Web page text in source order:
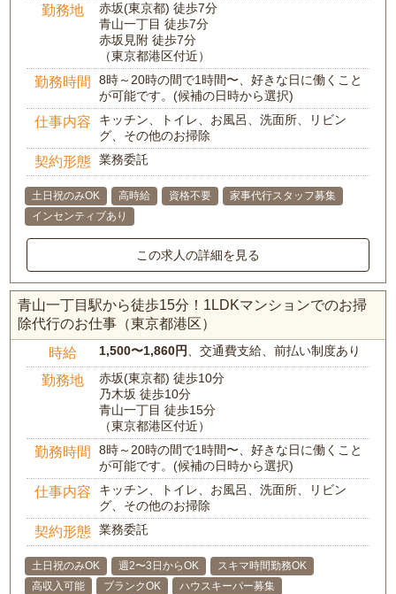
勤務地
赤坂(東京都) 徒歩7分
青山一丁目 徒歩7分
赤坂見附 徒歩7分
（東京都港区付近）
勤務時間
8時～20時の間で1時間〜、好きな日に働くこと
が可能です。(候補の日時から選択)
仕事内容
キッチン、トイレ、お風呂、洗面所、リビン
グ、その他のお掃除
契約形態 業務委託
土日祝のみOK 高時給 資格不要
家事代行スタッフ募集
インセンティブあり
この求人の詳細を見る
青山一丁目駅から徒歩15分！1LDKマンションでのお掃
除代行のお仕事（東京都港区）
時給 1,500〜1,860円、交通費支給、前払い制度あり
勤務地
赤坂(東京都) 徒歩10分
乃木坂 徒歩10分
青山一丁目 徒歩15分
（東京都港区付近）
勤務時間
8時～20時の間で1時間〜、好きな日に働くこと
が可能です。(候補の日時から選択)
仕事内容
キッチン、トイレ、お風呂、洗面所、リビン
グ、その他のお掃除
契約形態 業務委託
土日祝のみOK 週2〜3日からOK
スキマ時間勤務OK
高収入可能
ブランクOK
ハウスキーパー募集